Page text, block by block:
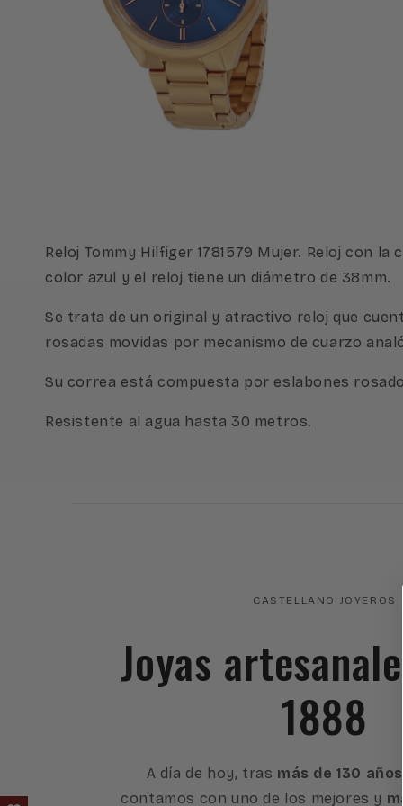
modal
Reloj Tommy Hilfiger 1781579 Mujer. Reloj con
color azul y el reloj tiene un diámetro de 38mm.
Se trata de un original y atractivo reloj que
rosadas movidas por mecanismo de cuarzo
Su correa está compuesta por eslabones
Resistente al agua hasta 30 metros.
CASTELLANO JOYEROS
Joyas
1888
A día de hoy, tras más de 130
contamos con uno de los mejores y